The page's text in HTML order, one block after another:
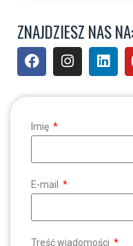
ZNAJDZIESZ NAS NA:
Imię
E-mail
Treść wiadomości